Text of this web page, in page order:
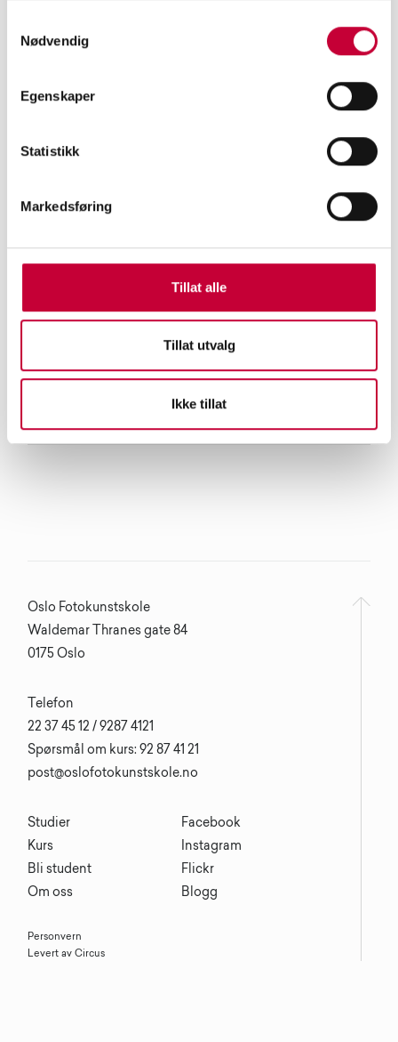
Nødvendig
Egenskaper
Statistikk
Markedsføring
Tillat alle
Tillat utvalg
Ikke tillat
Oslo Fotokunstskole
Waldemar Thranes gate 84
0175 Oslo
Studier
Kurs
Bli student
Om oss
Telefon
22 37 45 12 / 9287 4121
Spørsmål om kurs: 92 87 41 21
post@oslofotokunstskole.no
Facebook
Instagram
Flickr
Blogg
Personvern
Levert av Circus